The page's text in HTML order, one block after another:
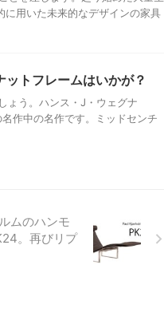
に用いた未来的なデザインの家具
トフレームはいかが？
ょう。ハンス・J・ウェグナ
作中の名作です。ミッドセンチ
ムのハンモ
。再びリプ